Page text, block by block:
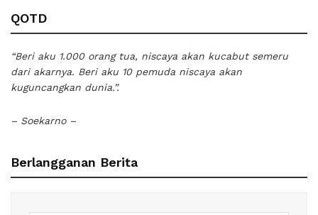
QOTD
“Beri aku 1.000 orang tua, niscaya akan kucabut semeru
dari akarnya. Beri aku 10 pemuda niscaya akan
kuguncangkan dunia.”.
– Soekarno –
Berlangganan Berita